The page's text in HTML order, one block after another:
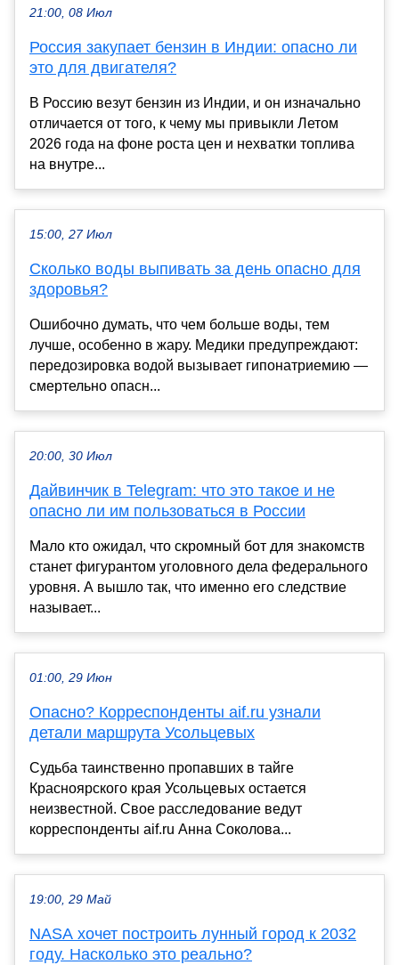
21:00, 08 Июл
Россия закупает бензин в Индии: опасно ли
это для двигателя?
В Россию везут бензин из Индии, и он изначально
отличается от того, к чему мы привыкли Летом
2026 года на фоне роста цен и нехватки топлива
на внутре...
15:00, 27 Июл
Сколько воды выпивать за день опасно для
здоровья?
Ошибочно думать, что чем больше воды, тем
лучше, особенно в жару. Медики предупреждают:
передозировка водой вызывает гипонатриемию —
смертельно опасн...
20:00, 30 Июл
Дайвинчик в Telegram: что это такое и не
опасно ли им пользоваться в России
Мало кто ожидал, что скромный бот для знакомств
станет фигурантом уголовного дела федерального
уровня. А вышло так, что именно его следствие
называет...
01:00, 29 Июн
Опасно? Корреспонденты aif.ru узнали
детали маршрута Усольцевых
Судьба таинственно пропавших в тайге
Красноярского края Усольцевых остается
неизвестной. Свое расследование ведут
корреспонденты aif.ru Анна Соколова...
19:00, 29 Май
NASA хочет построить лунный город к 2032
году. Насколько это реально?